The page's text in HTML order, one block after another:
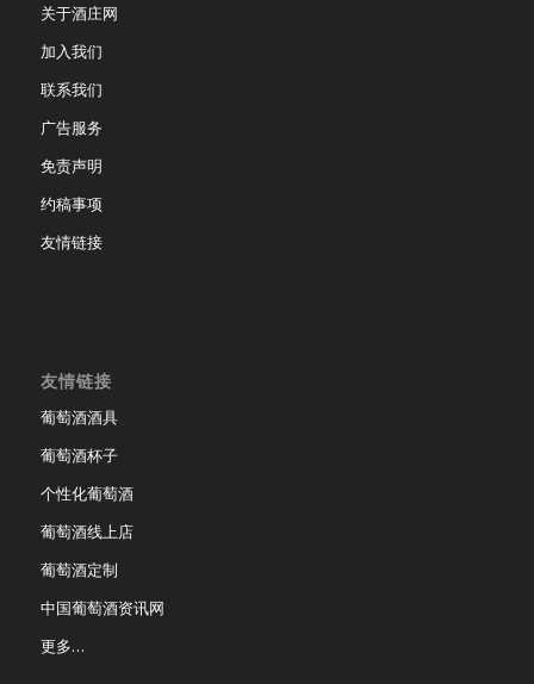
关于酒庄网
加入我们
联系我们
广告服务
免责声明
约稿事项
友情链接
友情链接
葡萄酒酒具
葡萄酒杯子
个性化葡萄酒
葡萄酒线上店
葡萄酒定制
中国葡萄酒资讯网
更多…